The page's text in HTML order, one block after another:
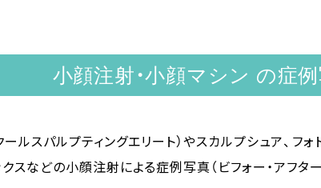
小顔注射・小顔マシン の症
ルスパルプティングエリート）やスカルプシュア、フ
クスなどの小顔注射による症例写真（ビフォー・アフタ